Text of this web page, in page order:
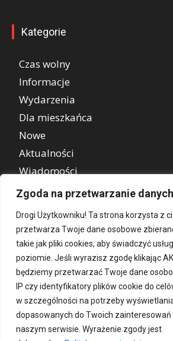
Zgoda na przetwarzanie
Drogi Użytkowniku! Ta strona korzysta z
przetwarza Twoje dane osobowe
takie jak pliki cookies, aby świadczyć
poziomie. Jeśli wyrazisz zgodę klikając
będziemy przetwarzać Twoje dane
IP czy identyfikatory plików cookie do
w szczególności na potrzeby
dopasowanych do Twoich
naszym serwisie. Wyrażenie zgody jest
Kategorie
Czas wolny
Informacje
Wydarzenia
Dla mieszkańca
Nowe
Aktualności
Wiadomości
REKLAMA